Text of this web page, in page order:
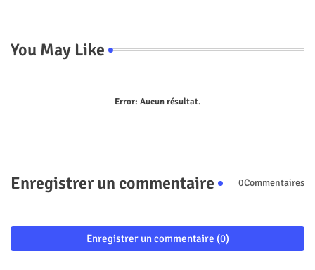
You May Like
Error: Aucun résultat.
Enregistrer un commentaire 0Commentaires
Enregistrer un commentaire (0)